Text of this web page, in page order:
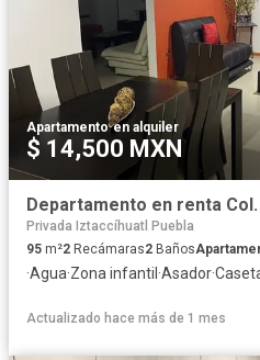
Apartamento·en alquiler
$ 14,500 MXN
Departamento en renta Col.
Privada Iztaccíhuatl Puebla
95 m²2 Recámaras2 Baños
·Agua·Zona infantil ·Asador·
Actualizado hace más de 1 mes